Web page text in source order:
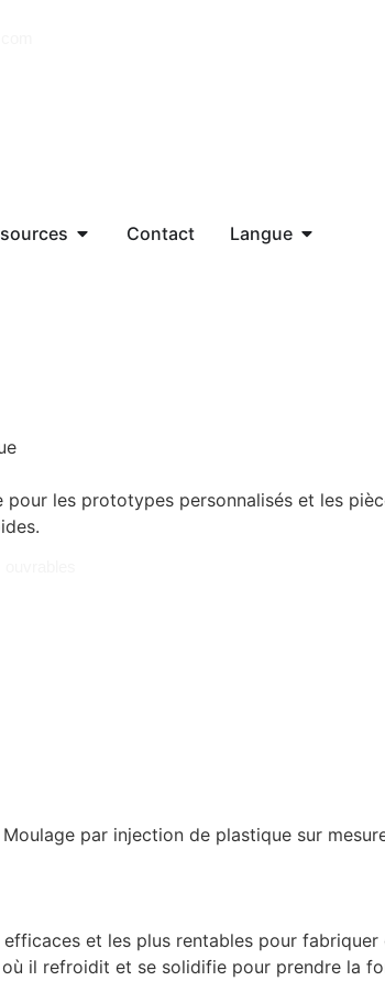
Contact Langue
les prototypes personnalisés et les
et les plus rentables pour
il refroidit et se solidifie pour prendre la